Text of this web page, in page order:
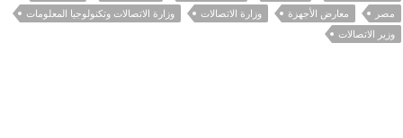
مصر
معارض الأجهزة وزارة الاتصالات
وزارة الاتصالات وتكنولوجيا المعلومات
وزير الاتصالات